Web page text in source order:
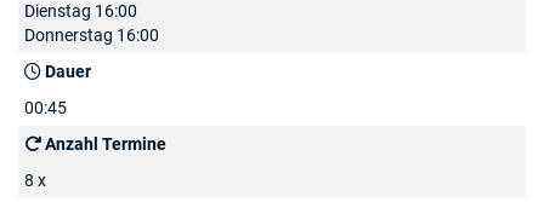
Dienstag 16:00
Donnerstag 16:00
Dauer
00:45
Anzahl Termine
8 x